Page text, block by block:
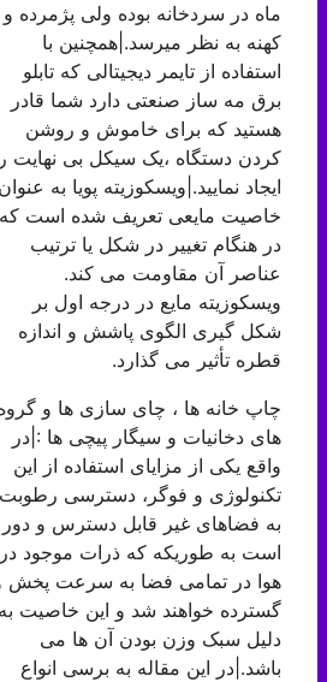
ماه در سردخانه بوده ولی پژمرده و
کهنه به نظر میرسد.|همچنین با
استفاده از تایمر دیجیتالی که تابلو
برق مه ساز صنعتی دارد شما قادر
هستید که برای خاموش و روشن
کردن دستگاه ،یک سیکل بی نهایت را
ایجاد نمایید.|ویسکوزیته پویا به عنوان
خاصیت مایعی تعریف شده است که
در هنگام تغییر در شکل یا ترتیب
عناصر آن مقاومت می کند.
ویسکوزیته مایع در درجه اول بر
شکل گیری الگوی پاشش و اندازه
قطره تأثیر می گذارد.
چاپ خانه ها ، چای سازی ها و گروه
های دخانیات و سیگار پیچی ها :|در
واقع یکی از مزایای استفاده از این
تکنولوژی و فوگر، دسترسی رطوبت
به فضاهای غیر قابل دسترس و دور
است به طوریکه که ذرات موجود در
هوا در تمامی فضا به سرعت پخش و
گسترده خواهند شد و این خاصیت به
دلیل سبک وزن بودن آن ها می
باشد.|در این مقاله به برسی انواع